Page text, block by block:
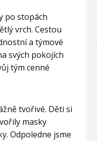
po stopách
vrch. Cestou
a týmové
svých pokojích
tým cenné
tvořivé. Děti si
masky
Odpoledne jsme